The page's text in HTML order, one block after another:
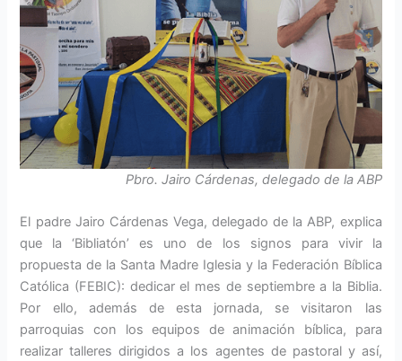
Pbro. Jairo Cárdenas, delegado de la ABP
El padre Jairo Cárdenas Vega, delegado de la ABP, explica
que la ‘Bibliatón’ es uno de los signos para vivir la
propuesta de la Santa Madre Iglesia y la Federación Bíblica
Católica (FEBIC): dedicar el mes de septiembre a la Biblia.
Por ello, además de esta jornada, se visitaron las
parroquias con los equipos de animación bíblica, para
realizar talleres dirigidos a los agentes de pastoral y así,